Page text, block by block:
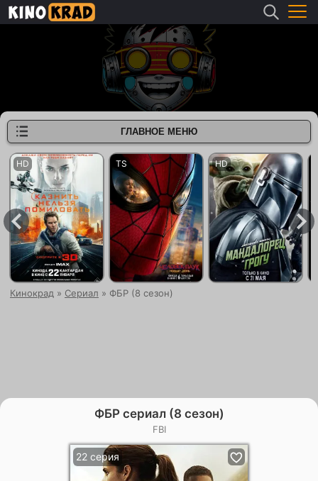
Кинокрад » Сериал » ФБР (8 сезон)
ФБР сериал (8 сезон)
FBI
22 серия
ГЛАВНОЕ МЕНЮ